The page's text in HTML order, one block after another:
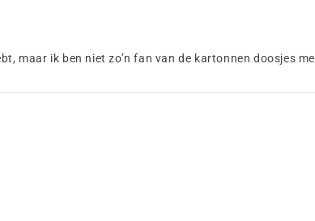
maar ik ben niet zo’n fan van de kartonnen doosjes